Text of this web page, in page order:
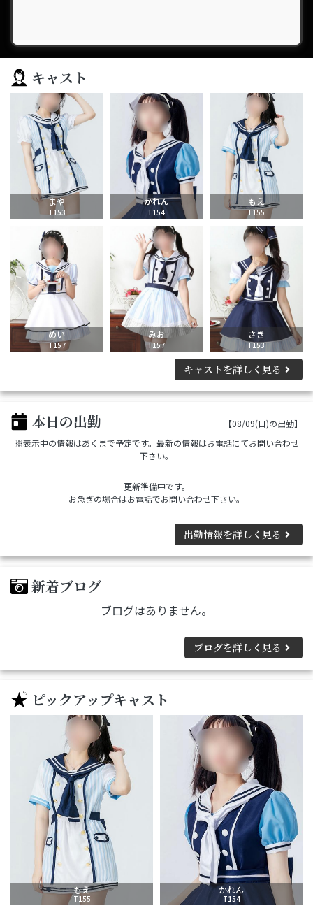
キャスト
まや
T153
かれん
T154
もえ
T155
めい
T157
みお
T157
さき
T153
キャストを詳しく見る
本日の出勤
【08/09(日)の出勤】
※表示中の情報はあくまで予定です。最新の情報はお電話にてお問い合わせ
下さい。
更新準備中です。
お急ぎの場合はお電話でお問い合わせ下さい。
出勤情報を詳しく見る
新着ブログ
ブログはありません。
ブログを詳しく見る
ピックアップキャスト
もえ
T155
かれん
T154